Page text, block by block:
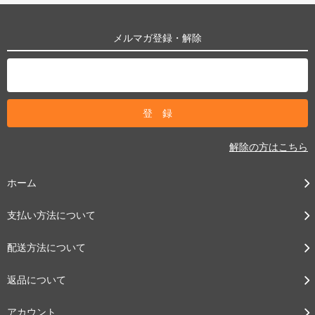
メルマガ登録・解除
解除の方はこちら
ホーム
支払い方法について
配送方法について
返品について
アカウント